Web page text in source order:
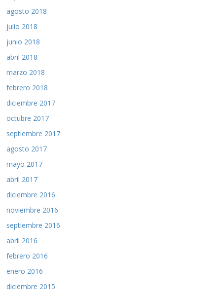
agosto 2018
julio 2018
junio 2018
abril 2018
marzo 2018
febrero 2018
diciembre 2017
octubre 2017
septiembre 2017
agosto 2017
mayo 2017
abril 2017
diciembre 2016
noviembre 2016
septiembre 2016
abril 2016
febrero 2016
enero 2016
diciembre 2015